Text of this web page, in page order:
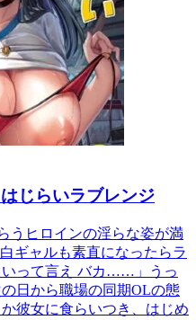
じらいラブレンジ
うヒロインの淫らな姿が満
ギャルも素直になったらラ
いって言え バカ……」うっ
日から職場の同期OLの態
彼女に食らいつき、はじめ